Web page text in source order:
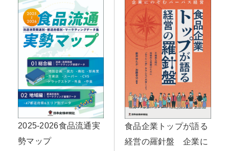
2025-2026食品流通実
勢マップ
食品企業トップが語る
経営の羅針盤 企業に